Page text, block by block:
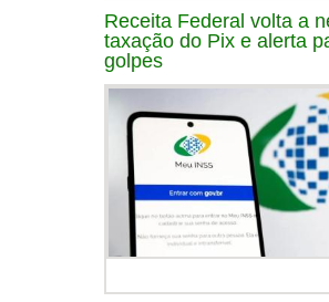
Receita Federal volta a
taxação do Pix e alerta
golpes